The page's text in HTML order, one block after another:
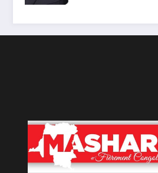
distribue des cahiers
aux écoliers de la